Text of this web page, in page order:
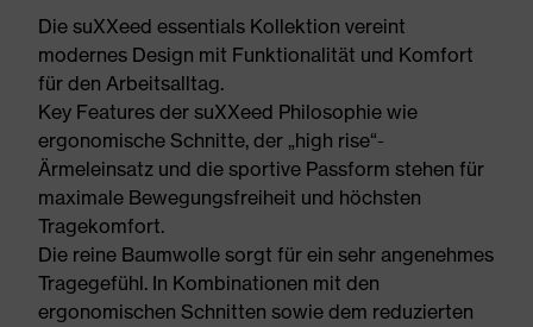
Die suXXeed essentials Kollektion vereint
modernes Design mit Funktionalität und Komfort
für den Arbeitsalltag.
Key Features der suXXeed Philosophie wie
ergonomische Schnitte, der „high rise“-
Ärmeleinsatz und die sportive Passform stehen für
maximale Bewegungsfreiheit und höchsten
Tragekomfort.
Die reine Baumwolle sorgt für ein sehr angenehmes
Tragegefühl. In Kombinationen mit den
ergonomischen Schnitten sowie dem reduzierten